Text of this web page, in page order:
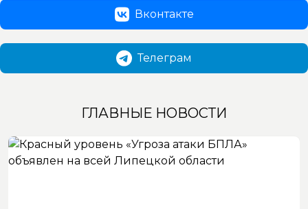
Вконтакте
Телеграм
ГЛАВНЫЕ НОВОСТИ